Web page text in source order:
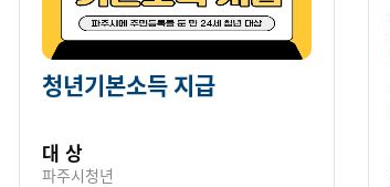
청년기본소득 지급
대 상
파주시청년